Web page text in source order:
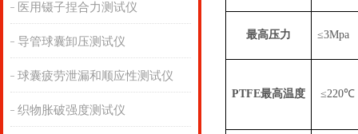
医用镊子捏合力测试仪
导管球囊卸压测试仪
球囊疲劳泄漏和顺应性测试仪
织物胀破强度测试仪
最高压力 ≤3Mpa
PTFE最高温度 ≤220℃